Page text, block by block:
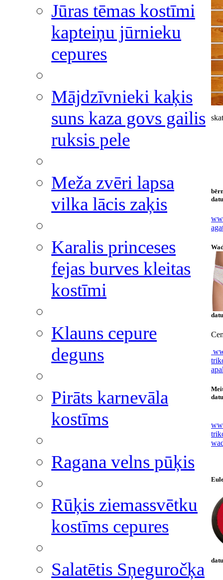
Jūras tēmas kostīmi
kapteiņu jūrnieku
cepures
Mājdzīvnieki kaķis
suns kaza govs gailis
ruksis pele
Meža zvēri lapsa
vilka lācis zaķis
Karalis princeses
fejas burves kleitas
kostīmi
Klauns cepure
deguns
Pirāts karnevāla
kostīms
Ragana velns pūķis
Rūķis ziemassvētku
kostīms cepures
Salatētis Sņeguročķa